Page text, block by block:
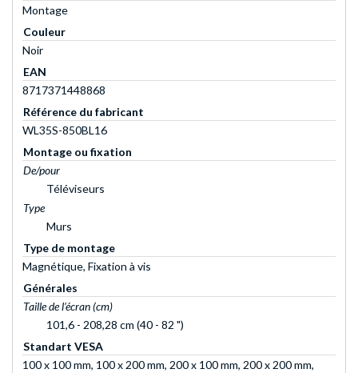
Montage
Couleur
Noir
EAN
8717371448868
Référence du fabricant
WL35S-850BL16
Montage ou fixation
De/pour
Téléviseurs
Type
Murs
Type de montage
Magnétique, Fixation à vis
Générales
Taille de l’écran (cm)
101,6 - 208,28 cm (40 - 82 ")
Standart VESA
100 x 100 mm, 100 x 200 mm, 200 x 100 mm, 200 x 200 mm,